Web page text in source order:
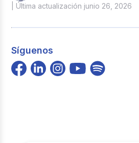
| Última actualización junio 26, 2026
Síguenos